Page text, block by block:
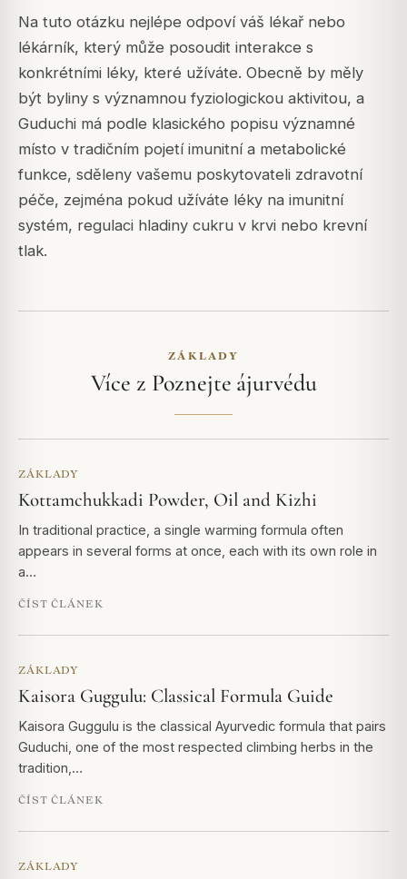
Na tuto otázku nejlépe odpoví váš lékař nebo
lékárník, který může posoudit interakce s
konkrétními léky, které užíváte. Obecně by měly
být byliny s významnou fyziologickou aktivitou, a
Guduchi má podle klasického popisu významné
místo v tradičním pojetí imunitní a metabolické
funkce, sděleny vašemu poskytovateli zdravotní
péče, zejména pokud užíváte léky na imunitní
systém, regulaci hladiny cukru v krvi nebo krevní
tlak.
ZÁKLADY
Více z Poznejte ájurvédu
ZÁKLADY
Kottamchukkadi Powder, Oil and Kizhi
In traditional practice, a single warming formula often
appears in several forms at once, each with its own role in
a…
ČÍST ČLÁNEK
ZÁKLADY
Kaisora Guggulu: Classical Formula Guide
Kaisora Guggulu is the classical Ayurvedic formula that pairs
Guduchi, one of the most respected climbing herbs in the
tradition,…
ČÍST ČLÁNEK
ZÁKLADY